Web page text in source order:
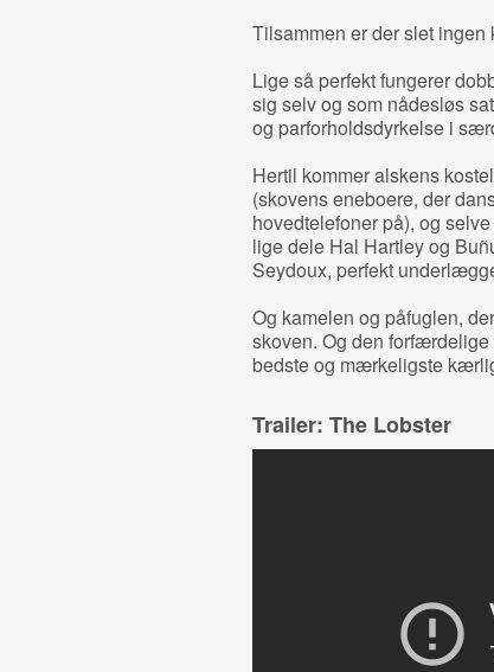
Tilsammen er der slet ingen
Lige så perfekt fungerer
sig selv og som nådesløs
og parforholdsdyrkelse i
Hertil kommer alskens
(skovens eneboere, der
hovedtelefoner på), og
lige dele Hal Hartley og
Seydoux, perfekt
Og kamelen og påfuglen,
skoven. Og den
bedste og mærkeligste
Trailer: The Lobster